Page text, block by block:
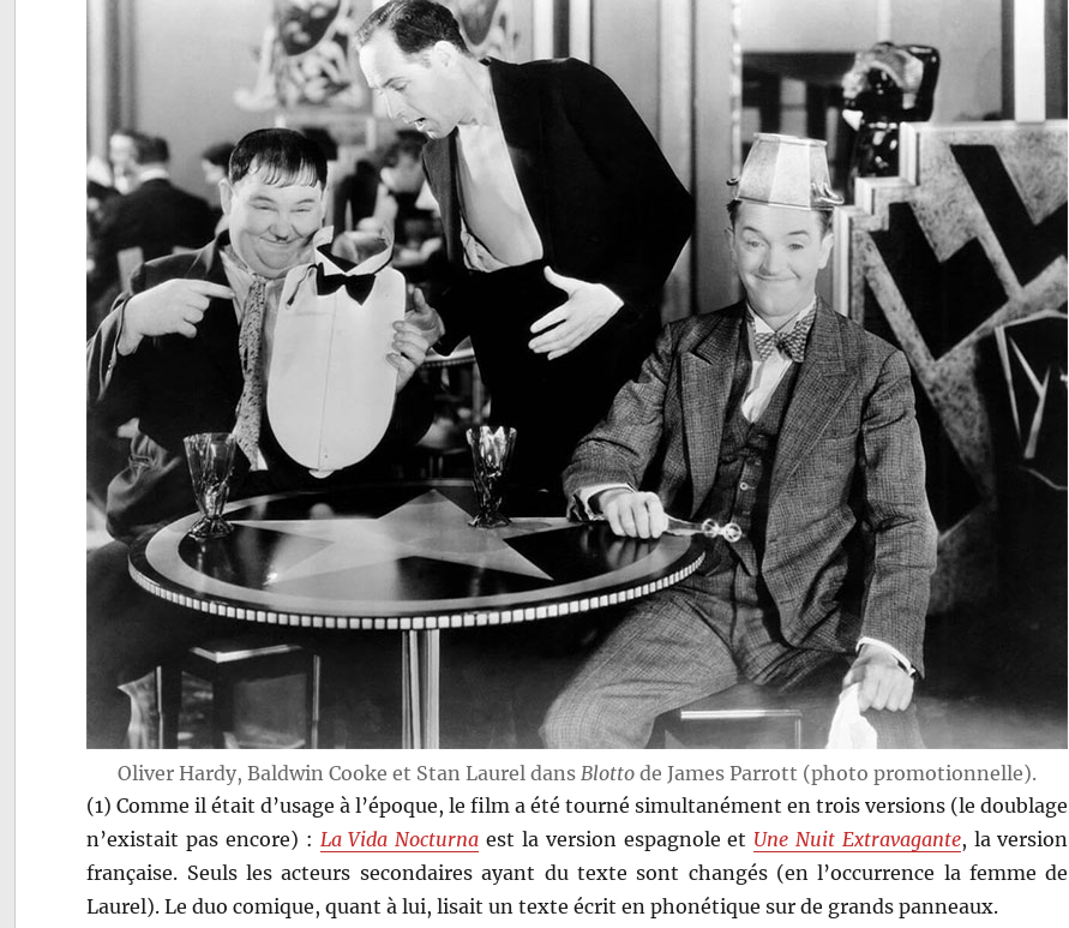
Oliver Hardy, Baldwin Cooke et Stan Laurel dansBlotto de James Parrott (photo promotionnelle).
(1) Comme il était d’usage à l’époque, le film a été tourné simultanément en trois versions (le doublage
n’existait pas encore) : La Vida Nocturna est la version espagnole et Une Nuit Extravagante, la version
française. Seuls les acteurs secondaires ayant du texte sont changés (en l’occurrence la femme de
Laurel). Le duo comique, quant à lui, lisait un texte écrit en phonétique sur de grands panneaux.